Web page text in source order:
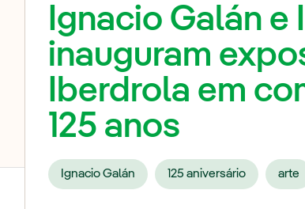
Ignacio Galán
inauguram
Iberdrola em
125 anos
Ignacio Galán 125 aniversário arte